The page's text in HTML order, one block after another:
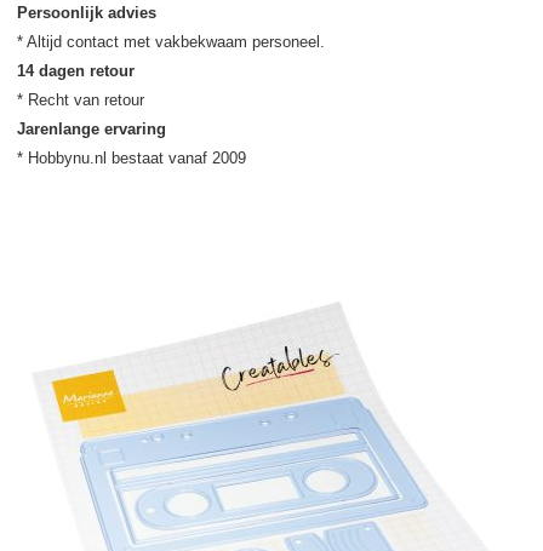
Persoonlijk advies
14 dagen retour
Jarenlange ervaring
* Hobbynu.nl bestaat vanaf 2009